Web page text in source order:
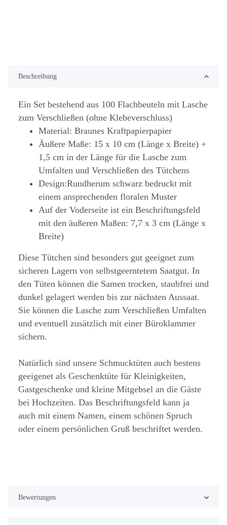
Beschreibung
Ein Set bestehend aus 100 Flachbeuteln mit Lasche
zum Verschließen (ohne Klebeverschluss)
Material: Braunes Kraftpapierpapier
Äußere Maße: 15 x 10 cm (Länge x Breite) +
1,5 cm in der Länge für die Lasche zum
Umfalten und Verschließen des Tütchens
Design:Rundherum schwarz bedruckt mit
einem ansprechenden floralen Muster
Auf der Voderseite ist ein Beschriftungsfeld
mit den äußeren Maßen: 7,7 x 3 cm (Länge x
Breite)
Diese Tütchen sind besonders gut geeignet zum
sicheren Lagern von selbstgeerntetem Saatgut. In
den Tüten können die Samen trocken, staubfrei und
dunkel gelagert werden bis zur nächsten Aussaat.
Sie können die Lasche zum Verschließen Umfalten
und eventuell zusätzlich mit einer Büroklammer
sichern.
Natürlich sind unsere Schmucktüten auch bestens
geeigenet als Geschenktüte für Kleinigkeiten,
Gastgeschenke und kleine Mitgebsel an die Gäste
bei Hochzeiten. Das Beschriftungsfeld kann ja
auch mit einem Namen, einem schönen Spruch
oder einem persönlichen Gruß beschriftet werden.
Bewertungen